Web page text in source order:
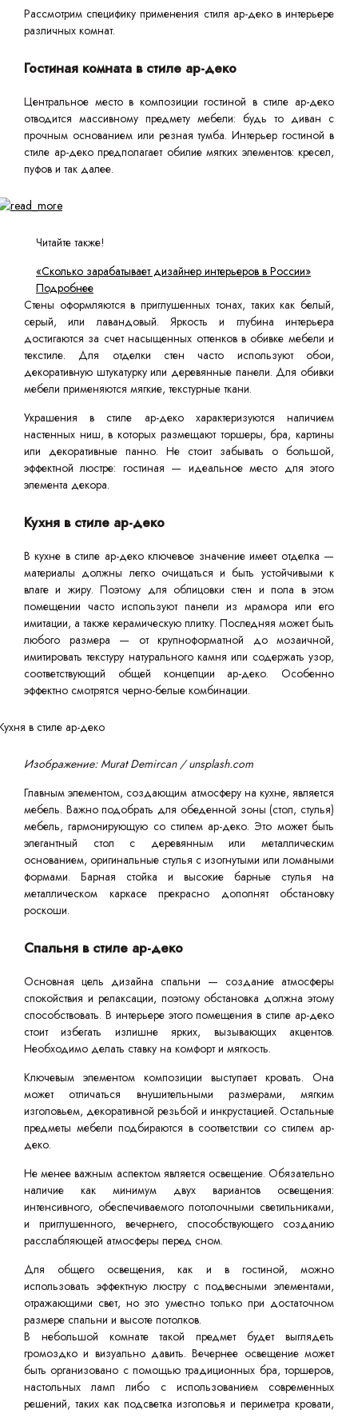
Рассмотрим специфику применения стиля ар-деко в интерьере
различных комнат.
Гостиная комната в стиле ар-деко
Центральное место в композиции гостиной в стиле ар-деко
отводится массивному предмету мебели: будь то диван с
прочным основанием или резная тумба. Интерьер гостиной в
стиле ар-деко предполагает обилие мягких элементов: кресел,
пуфов и так далее.
Читайте также!
«Сколько зарабатывает дизайнер интерьеров в России»
Подробнее
Стены оформляются в приглушенных тонах, таких как белый,
серый, или лавандовый. Яркость и глубина интерьера
достигаются за счет насыщенных оттенков в обивке мебели и
текстиле. Для отделки стен часто используют обои,
декоративную штукатурку или деревянные панели. Для обивки
мебели применяются мягкие, текстурные ткани.
Украшения в стиле ар-деко характеризуются наличием
настенных ниш, в которых размещают торшеры, бра, картины
или декоративные панно. Не стоит забывать о большой,
эффектной люстре: гостиная — идеальное место для этого
элемента декора.
Кухня в стиле ар-деко
В кухне в стиле ар-деко ключевое значение имеет отделка —
материалы должны легко очищаться и быть устойчивыми к
влаге и жиру. Поэтому для облицовки стен и пола в этом
помещении часто используют панели из мрамора или его
имитации, а также керамическую плитку. Последняя может быть
любого размера — от крупноформатной до мозаичной,
имитировать текстуру натурального камня или содержать узор,
соответствующий общей концепции ар-деко. Особенно
эффектно смотрятся черно-белые комбинации.
Изображение: Murat Demircan / unsplash.com
Главным элементом, создающим атмосферу на кухне, является
мебель. Важно подобрать для обеденной зоны (стол, стулья)
мебель, гармонирующую со стилем ар-деко. Это может быть
элегантный стол с деревянным или металлическим
основанием, оригинальные стулья с изогнутыми или ломаными
формами. Барная стойка и высокие барные стулья на
металлическом каркасе прекрасно дополнят обстановку
роскоши.
Спальня в стиле ар-деко
Основная цель дизайна спальни — создание атмосферы
спокойствия и релаксации, поэтому обстановка должна этому
способствовать. В интерьере этого помещения в стиле ар-деко
стоит избегать излишне ярких, вызывающих акцентов.
Необходимо делать ставку на комфорт и мягкость.
Ключевым элементом композиции выступает кровать. Она
может отличаться внушительными размерами, мягким
изголовьем, декоративной резьбой и инкрустацией. Остальные
предметы мебели подбираются в соответствии со стилем ар-
деко.
Не менее важным аспектом является освещение. Обязательно
наличие как минимум двух вариантов освещения:
интенсивного, обеспечиваемого потолочными светильниками,
и приглушенного, вечернего, способствующего созданию
расслабляющей атмосферы перед сном.
Для общего освещения, как и в гостиной, можно
использовать эффектную люстру с подвесными элементами,
отражающими свет, но это уместно только при достаточном
размере спальни и высоте потолков.
В небольшой комнате такой предмет будет выглядеть
громоздко и визуально давить. Вечернее освещение может
быть организовано с помощью традиционных бра, торшеров,
настольных ламп либо с использованием современных
решений, таких как подсветка изголовья и периметра кровати,